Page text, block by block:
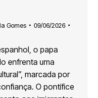
Gomes
09/06/2026
o papa
enfrenta uma
marcada por
O pontífice